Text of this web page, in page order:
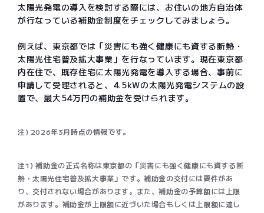
太陽光発電の導入を検討する際には、お住いの地方自治体
が行なっている補助金制度をチェックしてみましょう。
例えば、東京都では「​​​​災害にも強く健康にも資する断熱・
太陽光住宅普及拡大事業​​」を行なっています。現在東京都
内在住で、既存住宅に太陽光発電を導入する場合、事前に
申請して受理されると、4.5kWの太陽光発電システムの設
置で、最大54万円の補助金を受けられます。
注) 2026年3月時点の情報です。
注1) 補助金の正式名称は東京都の「災害にも強く健康にも資する断
熱・太陽光住宅普及拡大事業」です。補助金の交付には要件があ
り、交付されない場合があります。また、補助金の予算額には上限
があります。補助金が上限額に近づいた場合もしくは上限額に達し